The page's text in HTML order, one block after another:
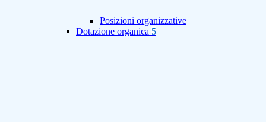
Posizioni organizzative
Dotazione organica 5